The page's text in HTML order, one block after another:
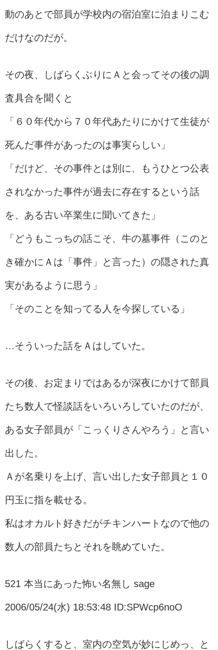
動のあとで部員が学校内の宿泊室に泊まりこむ
だけなのだが。
その夜、しばらくぶりにＡと会ってその後の調
査具合を聞くと
「６０年代から７０年代あたりにかけて生徒が
死んだ事件があったのは事実らしい」
「だけど、その事件とは別に、もうひとつ公表
されなかった事件が過去に存在するという話
を、ある古い卒業生に聞いてきた」
「どうもこっちの話こそ、牛の墓事件（このと
き確かにＡは「事件」と言った）の隠された真
実があるように思う」
「そのことを知ってる人を今探している」
…そういった話をＡはしていた。
その後、お定まりではあるが深夜にかけて部員
たち数人で怪談話をいろいろしていたのだが、
ある女子部員が「こっくりさんやろう」と言い
出した。
Ａが名乗りを上げ、言い出した女子部員と１０
円玉に指を載せる。
私はオカルト好きだがチキンハートなので他の
数人の部員たちとそれを眺めていた。
521 本当にあった怖い名無し sage
2006/05/24(水) 18:53:48 ID:SPWcp6noO
しばらくすると、室内の空気が妙にじめっ、と